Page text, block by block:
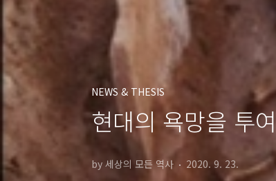
NEWS & THESIS
현대의 욕망을 투
by 세상의 모든 역사 2020. 9. 23.